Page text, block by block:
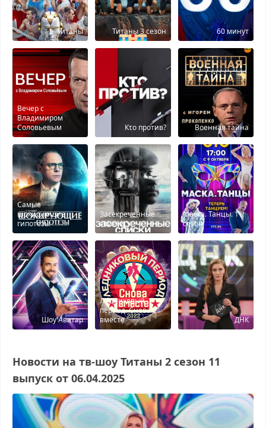
Титаны Титаны 3 сезон 60 минут
Вечер с
Владимиром
Соловьевым
Кτо против? Военная тайна
Самые
шокирующие
гипотезы
Засекреченные
списки
Маска. Танцы. 1
сезон
Шоу Аватар
Ледниковый
период. Снова
вместе
ДНК
Новости на тв-шоу Титаны 2 сезон 11
выпуск от 06.04.2025